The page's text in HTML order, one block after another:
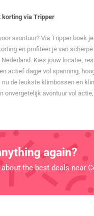
korting via Tripper
avontuur? Via Tripper boek
en profiteer je van
Kies jouw locatie,
actief dagje vol spanning,
nu de leukste klimbossen en
onvergetelijk avontuur vol
again?
the best deals near